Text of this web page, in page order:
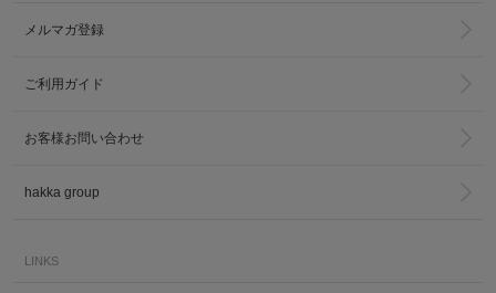
メルマガ登録
ご利用ガイド
お客様お問い合わせ
hakka group
LINKS